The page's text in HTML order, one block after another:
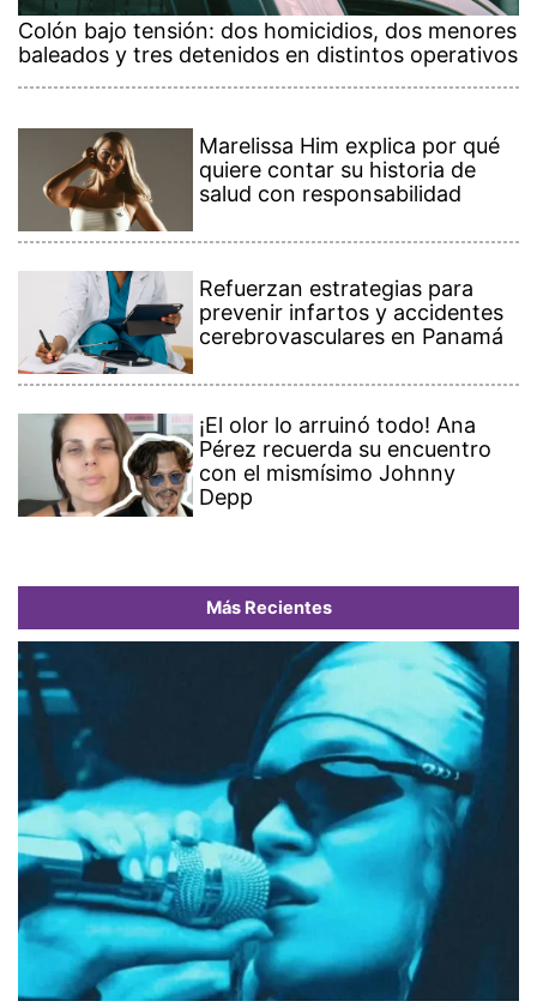
Colón bajo tensión: dos homicidios, dos menores
baleados y tres detenidos en distintos operativos
Marelissa Him explica por qué
quiere contar su historia de
salud con responsabilidad
Refuerzan estrategias para
prevenir infartos y accidentes
cerebrovasculares en Panamá
¡El olor lo arruinó todo! Ana
Pérez recuerda su encuentro
con el mismísimo Johnny
Depp
Más Recientes